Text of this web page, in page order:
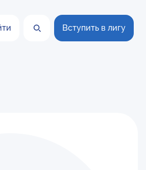
Вступить в лигу